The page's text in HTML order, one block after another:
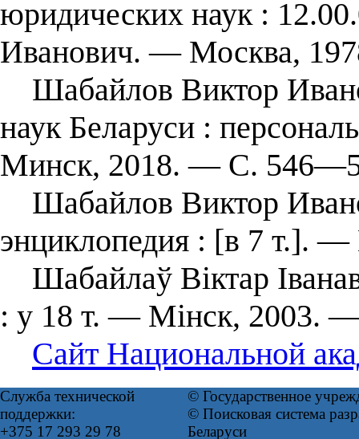
юридических наук :
Иванович. — Москва,
Шабайлов Виктор
наук Беларуси :
Минск, 2018. — С.
Шабайлов Виктор
энциклопедия : [в 7 т.].
Шабайлаў Віктар
: у 18 т. — Мінск, 2003.
Сайт Национальной
Служба технической
поддержки:
+375 17 293 29 78
© Государственное
© Поисковая система
Беларуси